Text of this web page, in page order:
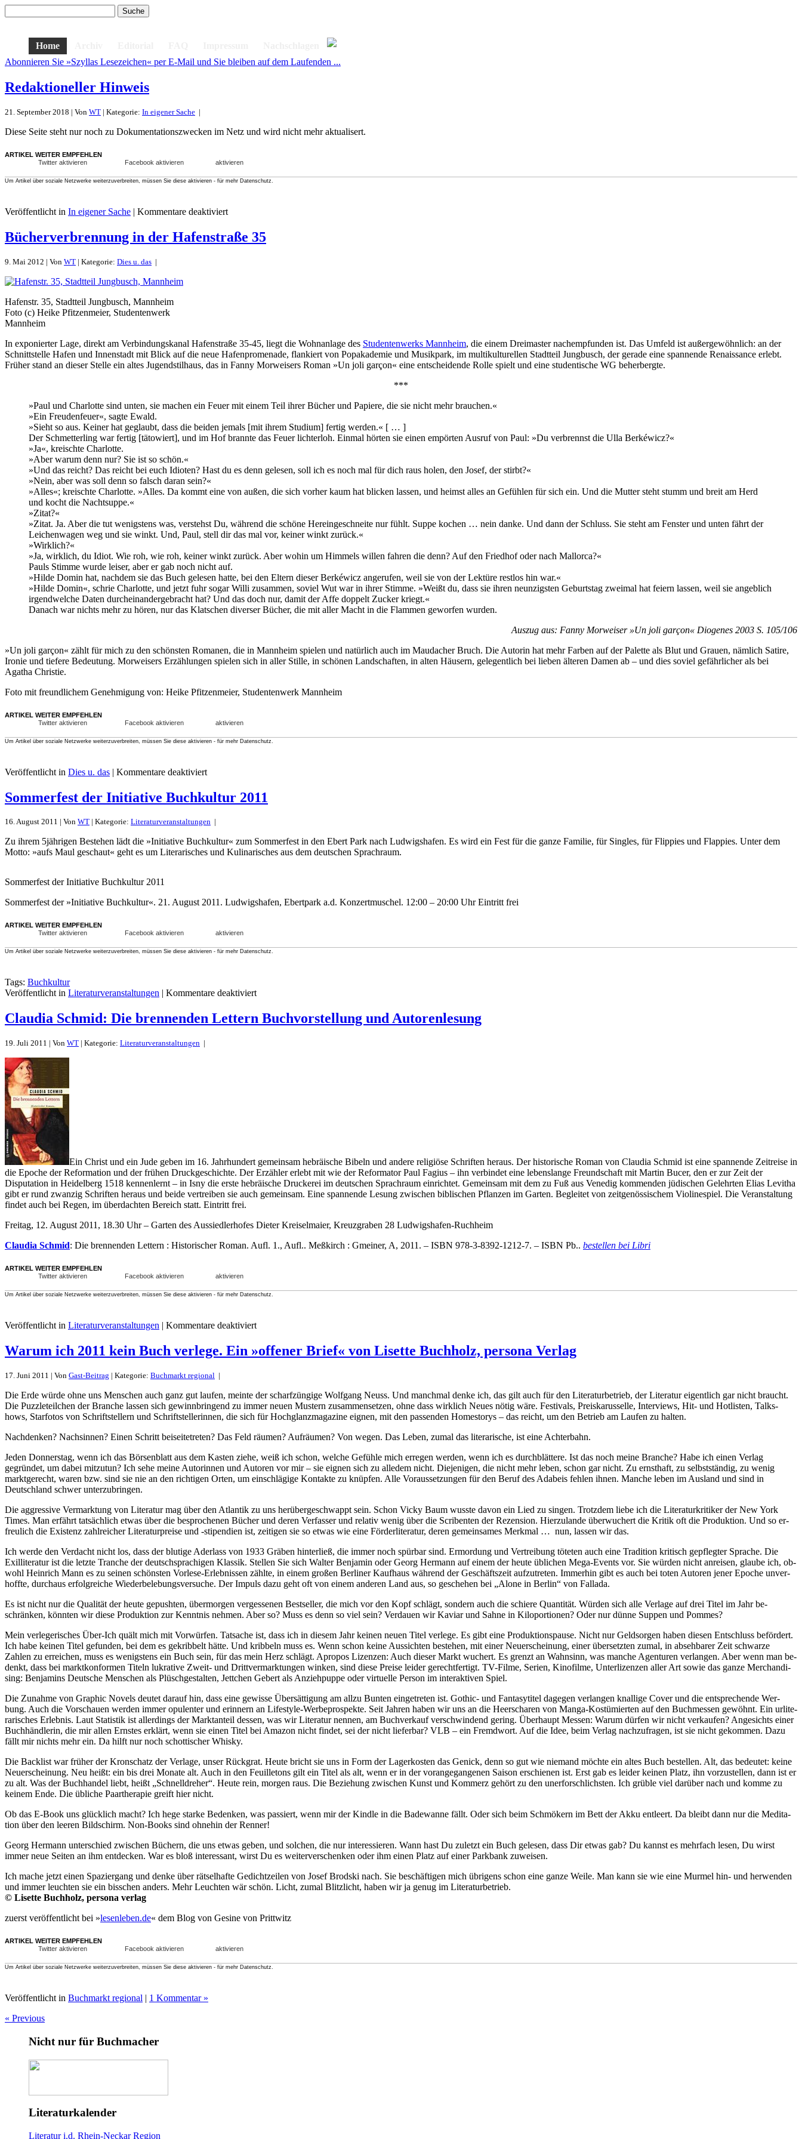
Home
Abonnieren Sie »Szyllas Lesezeichen« per E-Mail und Sie bleiben auf dem Laufenden ...
Redaktioneller Hinweis
21. September 2018 | Von WT | Kategorie: In eigener Sache |
Diese Seite steht nur noch zu Dokumentationszwecken im Netz und wird nicht mehr aktualisert.
ARTIKEL WEITER EMPFEHLEN
Twitter aktivieren
Facebook aktivieren aktivieren
Um Artikel über soziale Netzwerke weiterzuverbreiten, müssen Sie diese aktivieren - für mehr Datenschutz.
Veröffentlicht in In eigener Sache | Kommentare deaktiviert
Bücherverbrennung in der Hafenstraße 35
9. Mai 2012 | Von WT | Kategorie: Dies u. das |
Hafenstr. 35, Stadtteil Jungbusch, Mannheim
Foto (c) Heike Pfitzenmeier, Studentenwerk
Mannheim
In exponierter Lage, direkt am Verbindungskanal Hafenstraße 35-45, liegt die Wohnanlage des Studentenwerks Mannheim, die einem Dreimaster nachempfunden ist. Das Umfeld ist außergewöhnlich: an der
Schnittstelle Hafen und Innenstadt mit Blick auf die neue Hafenpromenade, flankiert von Popakademie und Musikpark, im multikulturellen Stadtteil Jungbusch, der gerade eine spannende Renaissance erlebt.
Früher stand an dieser Stelle ein altes Jugendstilhaus, das in Fanny Morweisers Roman »Un joli garçon« eine entscheidende Rolle spielt und eine studentische WG beherbergte.
***
»Paul und Charlotte sind unten, sie machen ein Feuer mit einem Teil ihrer Bücher und Papiere, die sie nicht mehr brauchen.«
»Ein Freudenfeuer«, sagte Ewald.
»Sieht so aus. Keiner hat geglaubt, dass die beiden jemals [mit ihrem Studium] fertig werden.« [ … ]
Der Schmetterling war fertig [tätowiert], und im Hof brannte das Feuer lichterloh. Einmal hörten sie einen empörten Ausruf von Paul: »Du verbrennst die Ulla Berkéwicz?«
»Ja«, kreischte Charlotte.
»Aber warum denn nur? Sie ist so schön.«
»Und das reicht? Das reicht bei euch Idioten? Hast du es denn gelesen, soll ich es noch mal für dich raus holen, den Josef, der stirbt?«
»Nein, aber was soll denn so falsch daran sein?«
»Alles«; kreischte Charlotte. »Alles. Da kommt eine von außen, die sich vorher kaum hat blicken lassen, und heimst alles an Gefühlen für sich ein. Und die Mutter steht stumm und breit am Herd
und kocht die Nachtsuppe.«
»Zitat?«
»Zitat. Ja. Aber die tut wenigstens was, verstehst Du, während die schöne Hereingeschneite nur fühlt. Suppe kochen … nein danke. Und dann der Schluss. Sie steht am Fenster und unten fährt der
Leichenwagen weg und sie winkt. Und, Paul, stell dir das mal vor, keiner winkt zurück.«
»Wirklich?«
»Ja, wirklich, du Idiot. Wie roh, wie roh, keiner winkt zurück. Aber wohin um Himmels willen fahren die denn? Auf den Friedhof oder nach Mallorca?«
Pauls Stimme wurde leiser, aber er gab noch nicht auf.
»Hilde Domin hat, nachdem sie das Buch gelesen hatte, bei den Eltern dieser Berkéwicz angerufen, weil sie von der Lektüre restlos hin war.«
»Hilde Domin«, schrie Charlotte, und jetzt fuhr sogar Willi zusammen, soviel Wut war in ihrer Stimme. »Weißt du, dass sie ihren neunzigsten Geburtstag zweimal hat feiern lassen, weil sie angeblich
irgendwelche Daten durcheinandergebracht hat? Und das doch nur, damit der Affe doppelt Zucker kriegt.«
Danach war nichts mehr zu hören, nur das Klatschen diverser Bücher, die mit aller Macht in die Flammen geworfen wurden.
Auszug aus: Fanny Morweiser »Un joli garçon« Diogenes 2003 S. 105/106
»Un joli garçon« zählt für mich zu den schönsten Romanen, die in Mannheim spielen und natürlich auch im Maudacher Bruch. Die Autorin hat mehr Farben auf der Palette als Blut und Grauen, nämlich Satire,
Ironie und tiefere Bedeutung. Morweisers Erzählungen spielen sich in aller Stille, in schönen Landschaften, in alten Häusern, gelegentlich bei lieben älteren Damen ab – und dies soviel gefährlicher als bei
Agatha Christie.
Foto mit freundlichem Genehmigung von: Heike Pfitzenmeier, Studentenwerk Mannheim
ARTIKEL WEITER EMPFEHLEN
Twitter aktivieren
Facebook aktivieren aktivieren
Um Artikel über soziale Netzwerke weiterzuverbreiten, müssen Sie diese aktivieren - für mehr Datenschutz.
Veröffentlicht in Dies u. das | Kommentare deaktiviert
Sommerfest der Initiative Buchkultur 2011
16. August 2011 | Von WT | Kategorie: Literaturveranstaltungen |
Zu ihrem 5jährigen Bestehen lädt die »Initiative Buchkultur« zum Sommerfest in den Ebert Park nach Ludwigshafen. Es wird ein Fest für die ganze Familie, für Singles, für Flippies und Flappies. Unter dem
Motto: »aufs Maul geschaut« geht es um Literarisches und Kulinarisches aus dem deutschen Sprachraum.
Sommerfest der Initiative Buchkultur 2011
Sommerfest der »Initiative Buchkultur«. 21. August 2011. Ludwigshafen, Ebertpark a.d. Konzertmuschel. 12:00 – 20:00 Uhr Eintritt frei
ARTIKEL WEITER EMPFEHLEN
Twitter aktivieren
Facebook aktivieren aktivieren
Um Artikel über soziale Netzwerke weiterzuverbreiten, müssen Sie diese aktivieren - für mehr Datenschutz.
Tags: Buchkultur
Veröffentlicht in Literaturveranstaltungen | Kommentare deaktiviert
Claudia Schmid: Die brennenden Lettern Buchvorstellung und Autorenlesung
19. Juli 2011 | Von WT | Kategorie: Literaturveranstaltungen |
Ein Christ und ein Jude geben im 16. Jahrhundert gemeinsam hebräische Bibeln und andere religiöse Schriften heraus. Der historische Roman von Claudia Schmid ist eine spannende Zeitreise in
die Epoche der Reformation und der frühen Druckgeschichte. Der Erzähler erlebt mit wie der Reformator Paul Fagius – ihn verbindet eine lebenslange Freundschaft mit Martin Bucer, den er zur Zeit der
Disputation in Heidelberg 1518 kennenlernt – in Isny die erste hebräische Druckerei im deutschen Sprachraum einrichtet. Gemeinsam mit dem zu Fuß aus Venedig kommenden jüdischen Gelehrten Elias Levitha
gibt er rund zwanzig Schriften heraus und beide vertreiben sie auch gemeinsam. Eine spannende Lesung zwischen biblischen Pflanzen im Garten. Begleitet von zeitgenössischem Violinespiel. Die Veranstaltung
findet auch bei Regen, im überdachten Bereich statt. Eintritt frei.
Freitag, 12. August 2011, 18.30 Uhr – Garten des Aussiedlerhofes Dieter Kreiselmaier, Kreuzgraben 28 Ludwigshafen-Ruchheim
Claudia Schmid: Die brennenden Lettern : Historischer Roman. Aufl. 1., Aufl.. Meßkirch : Gmeiner, A, 2011. – ISBN 978-3-8392-1212-7. – ISBN Pb.. bestellen bei Libri
ARTIKEL WEITER EMPFEHLEN
Twitter aktivieren
Facebook aktivieren aktivieren
Um Artikel über soziale Netzwerke weiterzuverbreiten, müssen Sie diese aktivieren - für mehr Datenschutz.
Veröffentlicht in Literaturveranstaltungen | Kommentare deaktiviert
Warum ich 2011 kein Buch verlege. Ein »offener Brief« von Lisette Buchholz, persona Verlag
17. Juni 2011 | Von Gast-Beitrag | Kategorie: Buchmarkt regional |
Die Erde würde ohne uns Men­schen auch ganz gut laufen, meinte der scharfzüngige Wolf­gang Neuss. Und manchmal denke ich, das gilt auch für den Li­te­ra­tur­be­trieb, der Li­te­ratur ei­gent­lich gar nicht braucht.
Die Puzz­le­teil­chen der Branche lassen sich ge­winn­brin­gend zu immer neuen Mus­tern zu­sam­men­setzen, ohne dass wirk­lich Neues nötig wäre. Fes­ti­vals, Preis­ka­rus­selle, In­ter­views, Hit- und Hot­listen, Talks­
hows, Star­fotos von Schrift­stel­lern und Schrift­stel­le­rinnen, die sich für Hoch­glanz­ma­ga­zine eignen, mit den pas­senden Ho­me­storys – das reicht, um den Be­trieb am Laufen zu halten.
Nach­denken? Nach­sinnen? Einen Schritt bei­sei­te­treten? Das Feld räumen? Aufräumen? Von wegen. Das Leben, zumal das li­te­ra­ri­sche, ist eine Ach­ter­bahn.
Jeden Don­nerstag, wenn ich das Börsen­blatt aus dem Kasten ziehe, weiß ich schon, welche Gefühle mich er­regen werden, wenn ich es durchblättere. Ist das noch meine Branche? Habe ich einen Verlag
gegründet, um dabei mit­zutun? Ich sehe meine Au­to­rinnen und Au­toren vor mir – sie eignen sich zu al­ledem nicht. Die­je­nigen, die nicht mehr leben, schon gar nicht. Zu ernst­haft, zu selbstständig, zu wenig
markt­ge­recht, waren bzw. sind sie nie an den rich­tigen Orten, um ein­schlägige Kon­takte zu knüpfen. Alle Vor­aus­set­zungen für den Beruf des Ada­beis fehlen ihnen. Manche leben im Aus­land und sind in
Deutsch­land schwer un­ter­zu­bringen.
Die ag­gres­sive Ver­mark­tung von Li­te­ratur mag über den At­lantik zu uns herüber­ge­schwappt sein. Schon Vicky Baum wusste davon ein Lied zu singen. Trotzdem liebe ich die Li­te­ra­tur­kri­tiker der New York
Times. Man erfährt tatsäch­lich etwas über die be­spro­chenen Bücher und deren Ver­fasser und re­lativ wenig über die Scri­benten der Re­zen­sion. Hier­zu­lande über­wu­chert die Kritik oft die Pro­duk­tion. Und so er­
freu­lich die Exis­tenz zahl­rei­cher Li­te­ra­tur­preise und -sti­pen­dien ist, zei­tigen sie so etwas wie eine Förder­li­te­ratur, deren ge­mein­sames Merkmal … nun, lassen wir das.
Ich werde den Ver­dacht nicht los, dass der blu­tige Ader­lass von 1933 Gräben hin­terließ, die immer noch spürbar sind. Er­mor­dung und Ver­trei­bung töteten auch eine Tra­di­tion kri­tisch ge­pflegter Sprache. Die
Exil­li­te­ratur ist die letzte Tranche der deutsch­spra­chigen Klassik. Stellen Sie sich Walter Ben­jamin oder Georg Her­mann auf einem der heute übli­chen Mega-Events vor. Sie würden nicht an­reisen, glaube ich, ob­
wohl Hein­rich Mann es zu seinen schönsten Vor­lese-Er­leb­nissen zählte, in einem großen Ber­liner Kauf­haus während der Geschäfts­zeit auf­zu­treten. Im­merhin gibt es auch bei toten Au­toren jener Epoche un­ver­
hoffte, durchaus er­folg­reiche Wie­der­be­le­bungs­ver­suche. Der Im­puls dazu geht oft von einem an­deren Land aus, so ge­schehen bei „Alone in Berlin“ von Fal­lada.
Es ist nicht nur die Qualität der heute ge­pu­shten, über­morgen ver­ges­senen Best­seller, die mich vor den Kopf schlägt, son­dern auch die schiere Quantität. Würden sich alle Ver­lage auf drei Titel im Jahr be­
schränken, könnten wir diese Pro­duk­tion zur Kenntnis nehmen. Aber so? Muss es denn so viel sein? Ver­dauen wir Ka­viar und Sahne in Ki­lo­por­tionen? Oder nur dünne Suppen und Pommes?
Mein ver­le­ge­ri­sches Über-Ich quält mich mit Vorwürfen. Tat­sache ist, dass ich in diesem Jahr keinen neuen Titel ver­lege. Es gibt eine Pro­duk­ti­ons­pause. Nicht nur Geld­sorgen haben diesen Ent­schluss befördert.
Ich habe keinen Titel ge­funden, bei dem es gekrib­belt hätte. Und krib­beln muss es. Wenn schon keine Aus­sichten be­stehen, mit einer Neu­er­schei­nung, einer über­setzten zumal, in ab­seh­barer Zeit schwarze
Zahlen zu er­rei­chen, muss es we­nigs­tens ein Buch sein, für das mein Herz schlägt. Apropos Li­zenzen: Auch dieser Markt wu­chert. Es grenzt an Wahn­sinn, was manche Agen­turen ver­langen. Aber wenn man be­
denkt, dass bei markt­kon­formen Ti­teln lu­kra­tive Zweit- und Dritt­ver­mark­tungen winken, sind diese Preise leider ge­recht­fer­tigt. TV-Filme, Se­rien, Ki­no­filme, Un­ter­li­zenzen aller Art sowie das ganze Mer­chan­di­
sing: Ben­ja­mins Deut­sche Men­schen als Plüsch­ge­stalten, Jett­chen Ge­bert als An­zieh­puppe oder vir­tu­elle Person im in­ter­ak­tiven Spiel.
Die Zu­nahme von Gra­phic No­vels deutet darauf hin, dass eine ge­wisse Übersätti­gung am allzu Bunten ein­ge­treten ist. Go­thic- und Fan­ta­sy­titel da­gegen ver­langen knal­lige Cover und die ent­spre­chende Wer­
bung. Auch die Vor­schauen werden immer opu­lenter und erin­nern an Li­festyle-Wer­be­pro­spekte. Seit Jahren haben wir uns an die Heer­scharen von Manga-Kostümierten auf den Buch­messen gewöhnt. Ein ur­li­te­
ra­ri­sches Er­lebnis. Laut Sta­tistik ist al­ler­dings der Markt­an­teil dessen, was wir Li­te­ratur nennen, am Buch­ver­kauf ver­schwin­dend ge­ring. Über­haupt Messen: Warum dürfen wir nicht ver­kaufen? An­ge­sichts einer
Buchhänd­lerin, die mir allen Ernstes erklärt, wenn sie einen Titel bei Amazon nicht findet, sei der nicht lie­ferbar? VLB – ein Fremd­wort. Auf die Idee, beim Verlag nach­zu­fragen, ist sie nicht ge­kommen. Dazu
fällt mir nichts mehr ein. Da hilft nur noch schot­ti­scher Whisky.
Die Back­list war früher der Kron­schatz der Ver­lage, unser Rück­grat. Heute bricht sie uns in Form der La­ger­kosten das Ge­nick, denn so gut wie nie­mand möchte ein altes Buch be­stellen. Alt, das be­deutet: keine
Neu­er­schei­nung. Neu heißt: ein bis drei Mo­nate alt. Auch in den Feuil­le­tons gilt ein Titel als alt, wenn er in der vor­an­ge­gan­genen Saison er­schienen ist. Erst gab es leider keinen Platz, ihn vor­zu­stellen, dann ist er
zu alt. Was der Buch­handel liebt, heißt „Schnell­dreher“. Heute rein, morgen raus. Die Be­zie­hung zwi­schen Kunst und Kom­merz gehört zu den uner­forsch­lichsten. Ich grüble viel darüber nach und komme zu
keinem Ende. Die übliche Paar­the­rapie greift hier nicht.
Ob das E-Book uns glück­lich macht? Ich hege starke Be­denken, was pas­siert, wenn mir der Kindle in die Ba­de­wanne fällt. Oder sich beim Schmökern im Bett der Akku ent­leert. Da bleibt dann nur die Me­di­ta­
tion über den leeren Bild­schirm. Non-Books sind oh­nehin der Renner!
Georg Her­mann un­ter­schied zwi­schen Büchern, die uns etwas geben, und sol­chen, die nur in­ter­es­sieren. Wann hast Du zu­letzt ein Buch ge­lesen, dass Dir etwas gab? Du kannst es mehr­fach lesen, Du wirst
immer neue Seiten an ihm ent­de­cken. War es bloß in­ter­essant, wirst Du es wei­ter­ver­schenken oder ihm einen Platz auf einer Park­bank zu­weisen.
Ich mache jetzt einen Spa­zier­gang und denke über rätsel­hafte Ge­dicht­zeilen von Josef Brodski nach. Sie beschäftigen mich übri­gens schon eine ganze Weile. Man kann sie wie eine Murmel hin- und her­wenden
und immer leuchten sie ein biss­chen an­ders. Mehr Leuchten wär schön. Licht, zumal Blitz­licht, haben wir ja genug im Li­te­ra­tur­be­trieb.
© Li­sette Buch­holz, per­sona verlag
zuerst veröffentlicht bei »lesenleben.de« dem Blog von Gesine von Prittwitz
ARTIKEL WEITER EMPFEHLEN
Twitter aktivieren
Facebook aktivieren aktivieren
Um Artikel über soziale Netzwerke weiterzuverbreiten, müssen Sie diese aktivieren - für mehr Datenschutz.
Veröffentlicht in Buchmarkt regional | 1 Kommentar »
« Previous
Nicht nur für Buchmacher
Literaturkalender
Literatur i.d. Rhein-Neckar Region